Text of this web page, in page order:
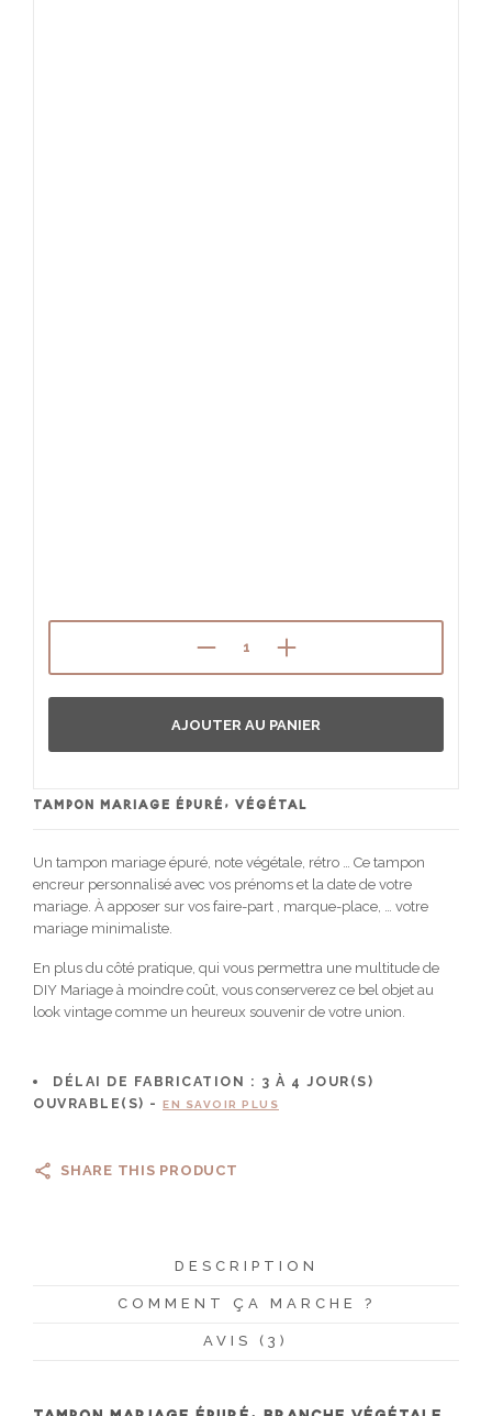
TAMPON MARIAGE ÉPURÉ, VÉGÉTAL
Un tampon mariage épuré, note végétale, rétro … Ce tampon
encreur personnalisé avec vos prénoms et la date de votre
mariage. À apposer sur vos faire-part , marque-place, … votre
mariage minimaliste.
En plus du côté pratique, qui vous permettra une multitude de
DIY Mariage à moindre coût, vous conserverez ce bel objet au
look vintage comme un heureux souvenir de votre union.
DÉLAI DE FABRICATION : 3 À 4 JOUR(S)
OUVRABLE(S) -
EN SAVOIR PLUS
AJOUTER AU PANIER
SHARE THIS PRODUCT
DESCRIPTION
COMMENT ÇA MARCHE ?
AVIS (3)